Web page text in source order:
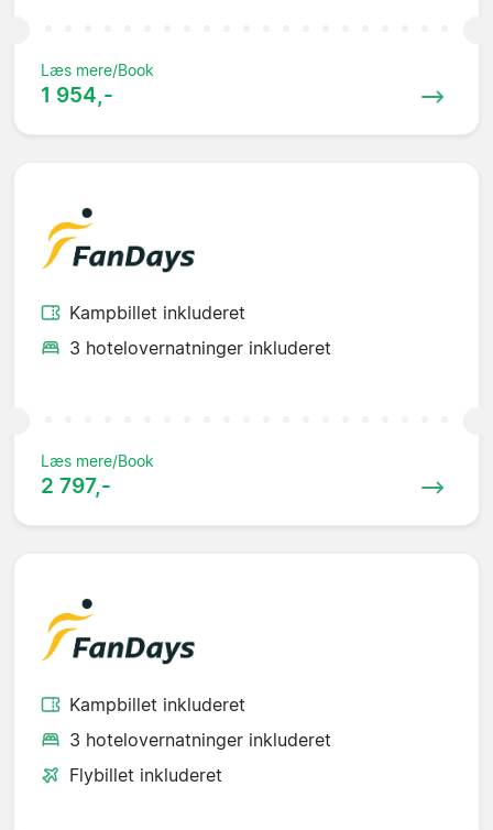
Læs mere/Book
1 954,-
Kampbillet inkluderet
3 hotelovernatninger inkluderet
Læs mere/Book
2 797,-
Kampbillet inkluderet
3 hotelovernatninger inkluderet
Flybillet inkluderet